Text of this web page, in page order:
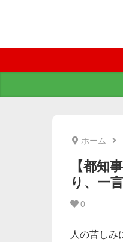
ホーム
【都知
り、一
0
人の苦しみ